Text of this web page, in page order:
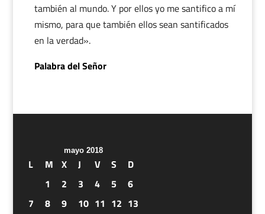
también al mundo. Y por ellos yo me santifico a mí
mismo, para que también ellos sean santificados
en la verdad».
Palabra del Señor
mayo 2018
L M X J V S
D
1
2 3 4 5
6
7
8 9 10 11 12 13